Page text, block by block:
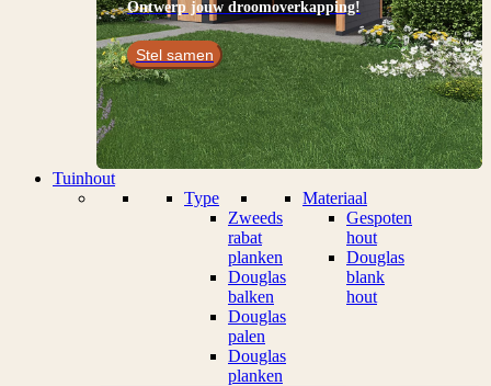
Ontwerp jouw droomoverkapping!
Stel samen
Tuinhout
Type
Zweeds
rabat
planken
Douglas
balken
Douglas
palen
Douglas
planken
Materiaal
Gespoten
hout
Douglas
blank
hout